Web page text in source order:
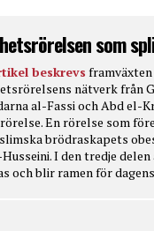
som
beskrevs framväxten
nätverk från
al-Fassi och Abd el-
En rörelse som
brödraskapets
I den tredje
och blir ramen för